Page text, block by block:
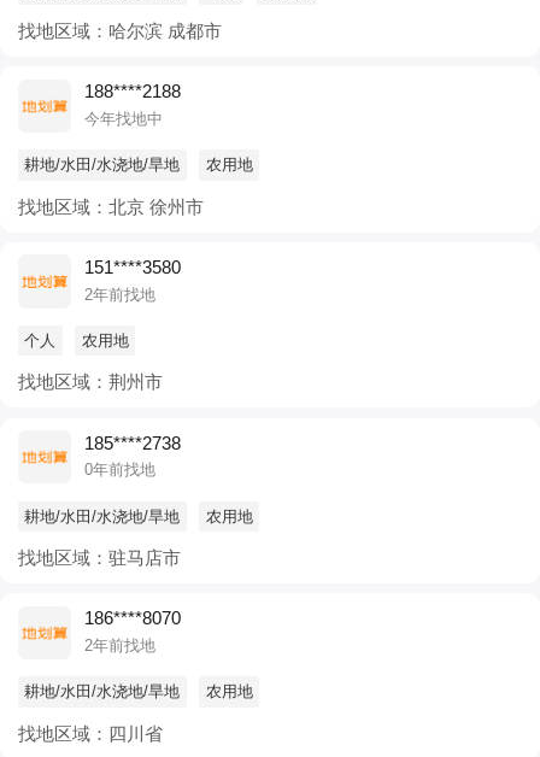
找地区域：哈尔滨 成都市
188****2188
今年找地中
耕地/水田/水浇地/旱地 农用地
找地区域：北京 徐州市
151****3580
2年前找地
个人 农用地
找地区域：荆州市
185****2738
0年前找地
耕地/水田/水浇地/旱地 农用地
找地区域：驻马店市
186****8070
2年前找地
耕地/水田/水浇地/旱地 农用地
找地区域：四川省